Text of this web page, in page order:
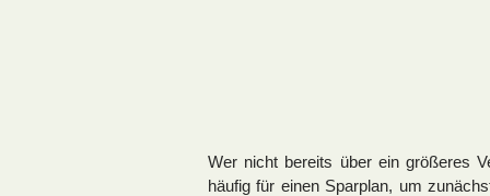
Wer nicht bereits über ein größeres
häufig für einen Sparplan, um